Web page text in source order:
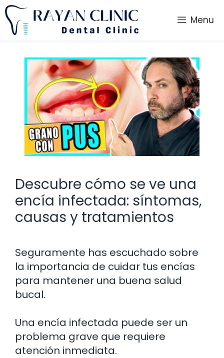
Saltar
al
contenido
Menu
Descubre cómo se ve una
encía infectada: síntomas,
causas y tratamientos
Seguramente has escuchado sobre
la importancia de cuidar tus encías
para mantener una buena salud
bucal.
Una encía infectada puede ser un
problema grave que requiere
atención inmediata.